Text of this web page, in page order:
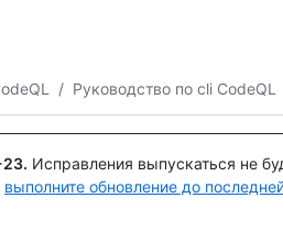
/ Руководство по cli CodeQL
. Исправления выпускаться не
выполните обновление до